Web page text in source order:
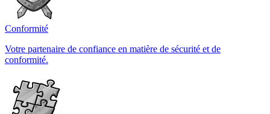
Conformité
Votre partenaire de confiance en matière de sécurité et de
conformité.